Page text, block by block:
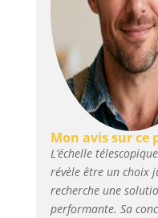
Mon avis sur ce
L’échelle
révèle être un choix
recherche une
performante. Sa